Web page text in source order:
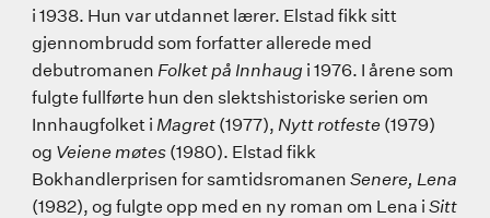
i 1938. Hun var utdannet lærer. Elstad fikk sitt
gjennombrudd som forfatter allerede med
debutromanen Folket på Innhaug i 1976. I årene som
fulgte fullførte hun den slektshistoriske serien om
Innhaugfolket i Magret (1977), Nytt rotfeste (1979)
og Veiene møtes (1980). Elstad fikk
Bokhandlerprisen for samtidsromanen Senere, Lena
(1982), og fulgte opp med en ny roman om Lena i Sitt